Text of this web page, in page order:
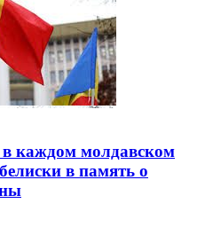
каждом молдавском
в память о